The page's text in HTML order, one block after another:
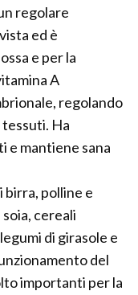
regolare
ed è
e per la
A
regolando
Ha
e mantiene sana
birra, polline e
cereali
di girasole e
del
importanti per la